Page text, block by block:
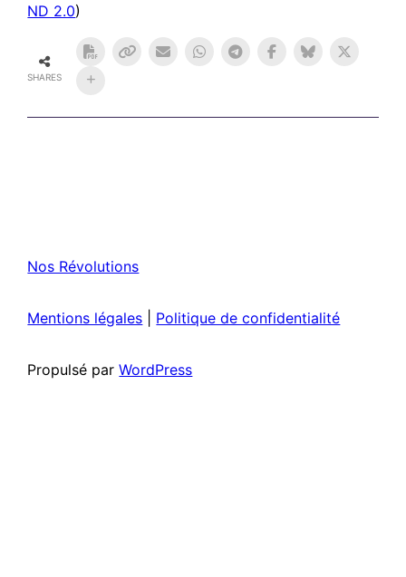
ND 2.0)
SHARES
Nos Révolutions
Mentions légales Politique de confidentialité
Propulsé parWordPress